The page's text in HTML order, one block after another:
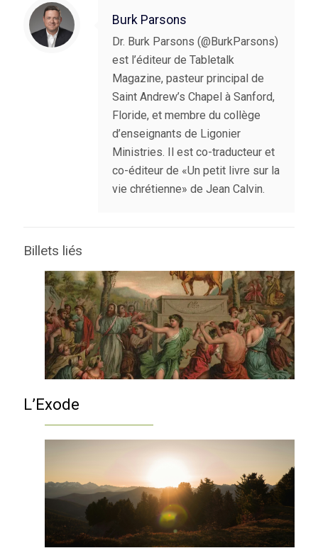
Burk Parsons
Dr. Burk Parsons (@BurkParsons)
est l’éditeur de Tabletalk
Magazine, pasteur principal de
Saint Andrew’s Chapel à Sanford,
Floride, et membre du collège
d’enseignants de Ligonier
Ministries. Il est co-traducteur et
co-éditeur de «Un petit livre sur la
vie chrétienne» de Jean Calvin.
Billets liés
L’Exode